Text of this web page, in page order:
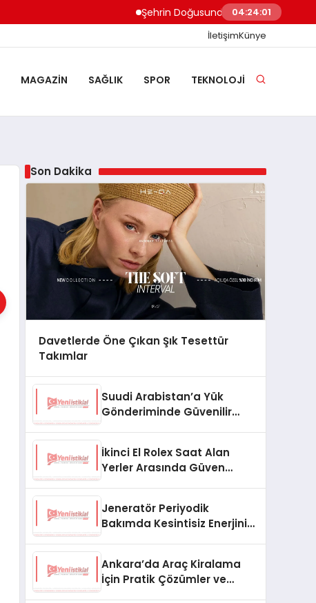
Şehrin Doğusundan Boğaz Kıyılarına
04:24:02
İletişimKünye
MAGAZIN SAĞLIK SPOR TEKNOLOJI
Son Dakika
Davetlerde Öne Çıkan Şık Tesettür
Takımlar
Suudi Arabistan’a Yük
Gönderiminde Güvenilir
İkinci El Rolex Saat Alan
Yerler Arasında Güven
Jeneratör Periyodik
Bakımda Kesintisiz Enerjinin
Ankara’da Araç Kiralama
İçin Pratik Çözümler ve